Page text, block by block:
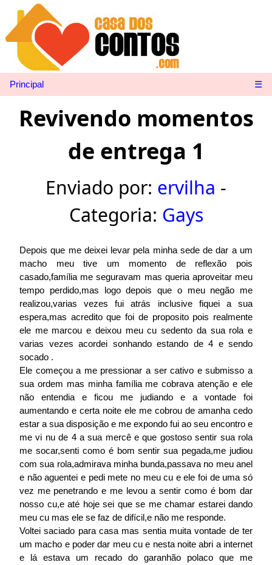
Principal ☰
Revivendo momentos
de entrega 1
Enviado por: ervilha -
Categoria: Gays
Depois que me deixei levar pela minha sede de dar a um
macho meu tive um momento de reflexão pois
casado,família me seguravam mas queria aproveitar meu
tempo perdido,mas logo depois que o meu negão me
realizou,varias vezes fui atrás inclusive fiquei a sua
espera,mas acredito que foi de proposito pois realmente
ele me marcou e deixou meu cu sedento da sua rola e
varias vezes acordei sonhando estando de 4 e sendo
socado .
Ele começou a me pressionar a ser cativo e submisso a
sua ordem mas minha família me cobrava atenção e ele
não entendia e ficou me judiando e a vontade foi
aumentando e certa noite ele me cobrou de amanha cedo
estar a sua disposição e me expondo fui ao seu encontro e
me vi nu de 4 a sua mercê e que gostoso sentir sua rola
me socar,senti como é bom sentir sua pegada,me judiou
com sua rola,admirava minha bunda,passava no meu anel
e não aguentei e pedi mete no meu cu e ele foi de uma só
vez me penetrando e me levou a sentir como é bom dar
nosso cu,e até hoje sei que se me chamar estarei dando
meu cu mas ele se faz de difícil,e não me responde.
Voltei saciado para casa mas sentia muita vontade de ter
um macho e poder dar meu cu e nesta noite abri a internet
e lá estava um recado do garanhão polaco que me